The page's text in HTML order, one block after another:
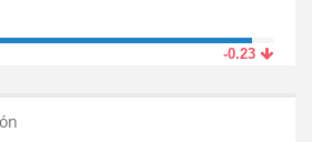
-0.23